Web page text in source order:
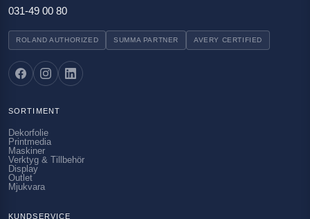
031-49 00 80
ROLAND AUTHORIZED SUMMA PARTNER AVERY CERTIFIED
SORTIMENT
Dekorfolie
Printmedia
Maskiner
Verktyg & Tillbehör
Display
Outlet
Mjukvara
KUNDSERVICE